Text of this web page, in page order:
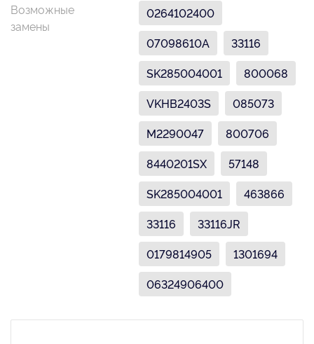
Возможные
замены
0264102400
07098610A
33116
SK285004001
800068
VKHB2403S
085073
M2290047
800706
8440201SX
57148
SK285004001
463866
33116
33116JR
0179814905
1301694
06324906400